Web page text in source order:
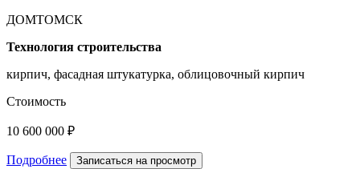
ДОМТОМСК
Технология строительства
кирпич, фасадная штукатурка, облицовочный кирпич
Стоимость
10 600 000 ₽
Подробнее Записаться на просмотр